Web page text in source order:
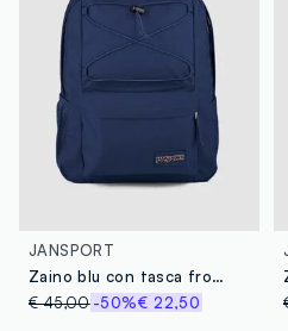
JANSPORT
Zaino blu con tasca frontale e spallacci regolabili
€ 45,00-50%€ 22,50